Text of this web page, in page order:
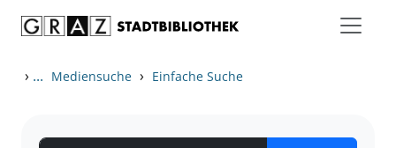
› ... Mediensuche › Einfache Suche